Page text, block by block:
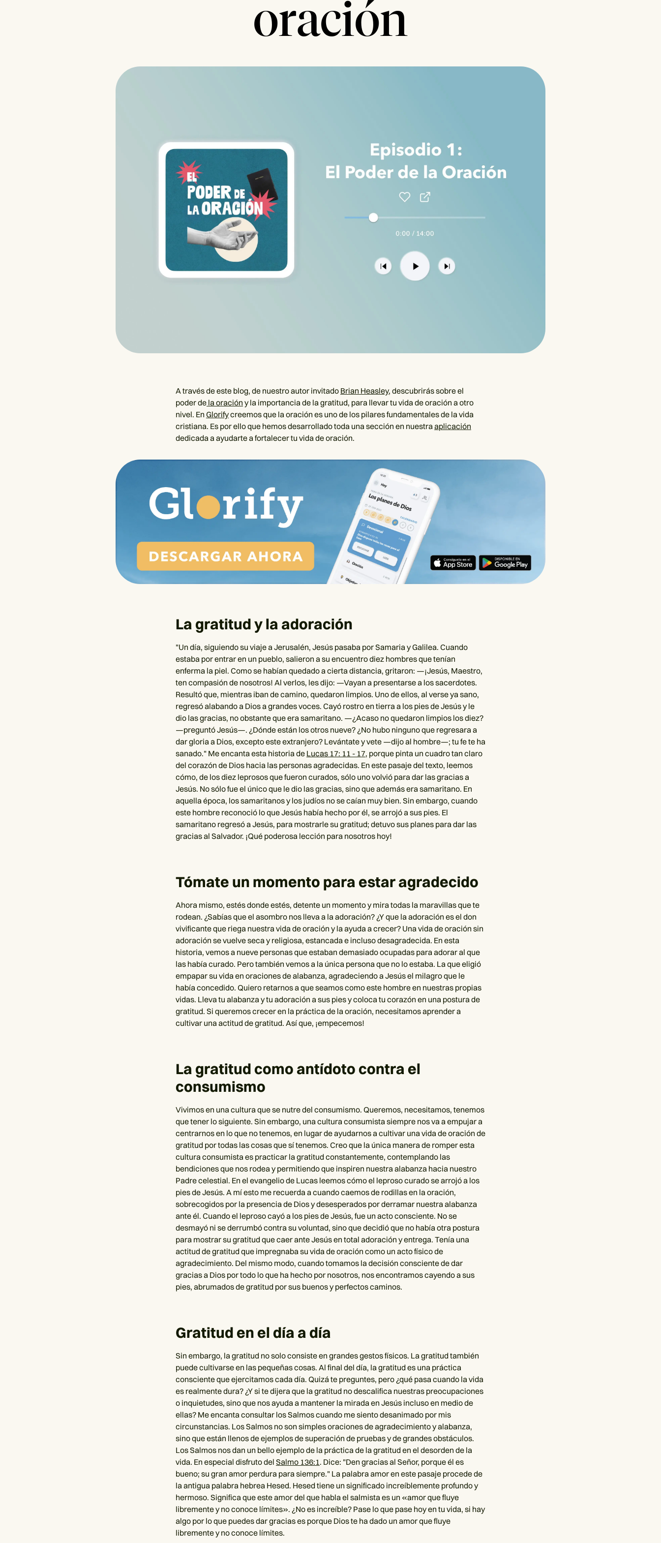
oración
A través de este blog, de nuestro autor invitado Brian Heasley, descubrirás sobre el
poder dela oración y la importancia de la gratitud, para llevar tu vida de oración a otro
nivel. En Glorifycreemos que la oración es uno de los pilares fundamentales de la vida
cristiana. Es por ello que hemos desarrollado toda una sección en nuestra aplicación
dedicada a ayudarte a fortalecer tu vida de oración.
La gratitud y la adoración
"Un día, siguiendo su viaje a Jerusalén, Jesús pasaba por Samaria y Galilea. Cuando
estaba por entrar en un pueblo, salieron a su encuentro diez hombres que tenían
enferma la piel. Como se habían quedado a cierta distancia, gritaron: —¡Jesús, Maestro,
ten compasión de nosotros! Al verlos, les dijo: —Vayan a presentarse a los sacerdotes.
Resultó que, mientras iban de camino, quedaron limpios. Uno de ellos, al verse ya sano,
regresó alabando a Dios a grandes voces. Cayó rostro en tierra a los pies de Jesús y le
dio las gracias, no obstante que era samaritano. —¿Acaso no quedaron limpios los diez?
—preguntó Jesús—. ¿Dónde están los otros nueve? ¿No hubo ninguno que regresara a
dar gloria a Dios, excepto este extranjero? Levántate y vete —dijo al hombre—; tu fe te ha
sanado." Me encanta esta historia de Lucas 17: 11 - 17, porque pinta un cuadro tan claro
del corazón de Dios hacia las personas agradecidas. En este pasaje del texto, leemos
cómo, de los diez leprosos que fueron curados, sólo uno volvió para dar las gracias a
Jesús. No sólo fue el único que le dio las gracias, sino que además era samaritano. En
aquella época, los samaritanos y los judíos no se caían muy bien. Sin embargo, cuando
este hombre reconoció lo que Jesús había hecho por él, se arrojó a sus pies. El
samaritano regresó a Jesús, para mostrarle su gratitud; detuvo sus planes para dar las
gracias al Salvador. ¡Qué poderosa lección para nosotros hoy!
Tómate un momento para estar agradecido
Ahora mismo, estés donde estés, detente un momento y mira todas la maravillas que te
rodean. ¿Sabías que el asombro nos lleva a la adoración? ¿Y que la adoración es el don
vivificante que riega nuestra vida de oración y la ayuda a crecer? Una vida de oración sin
adoración se vuelve seca y religiosa, estancada e incluso desagradecida. En esta
historia, vemos a nueve personas que estaban demasiado ocupadas para adorar al que
las había curado. Pero también vemos a la única persona que no lo estaba. La que eligió
empapar su vida en oraciones de alabanza, agradeciendo a Jesús el milagro que le
había concedido. Quiero retarnos a que seamos como este hombre en nuestras propias
vidas. Lleva tu alabanza y tu adoración a sus pies y coloca tu corazón en una postura de
gratitud. Si queremos crecer en la práctica de la oración, necesitamos aprender a
cultivar una actitud de gratitud. Así que, ¡empecemos!
La gratitud como antídoto contra el
consumismo
Vivimos en una cultura que se nutre del consumismo. Queremos, necesitamos, tenemos
que tener lo siguiente. Sin embargo, una cultura consumista siempre nos va a empujar a
centrarnos en lo que no tenemos, en lugar de ayudarnos a cultivar una vida de oración de
gratitud por todas las cosas que sí tenemos. Creo que la única manera de romper esta
cultura consumista es practicar la gratitud constantemente, contemplando las
bendiciones que nos rodea y permitiendo que inspiren nuestra alabanza hacia nuestro
Padre celestial. En el evangelio de Lucas leemos cómo el leproso curado se arrojó a los
pies de Jesús. A mí esto me recuerda a cuando caemos de rodillas en la oración,
sobrecogidos por la presencia de Dios y desesperados por derramar nuestra alabanza
ante él. Cuando el leproso cayó a los pies de Jesús, fue un acto consciente. No se
desmayó ni se derrumbó contra su voluntad, sino que decidió que no había otra postura
para mostrar su gratitud que caer ante Jesús en total adoración y entrega. Tenía una
actitud de gratitud que impregnaba su vida de oración como un acto físico de
agradecimiento. Del mismo modo, cuando tomamos la decisión consciente de dar
gracias a Dios por todo lo que ha hecho por nosotros, nos encontramos cayendo a sus
pies, abrumados de gratitud por sus buenos y perfectos caminos.
Gratitud en el día a día
Sin embargo, la gratitud no solo consiste en grandes gestos físicos. La gratitud también
puede cultivarse en las pequeñas cosas. Al final del día, la gratitud es una práctica
consciente que ejercitamos cada día. Quizá te preguntes, pero ¿qué pasa cuando la vida
es realmente dura? ¿Y si te dijera que la gratitud no descalifica nuestras preocupaciones
o inquietudes, sino que nos ayuda a mantener la mirada en Jesús incluso en medio de
ellas? Me encanta consultar los Salmos cuando me siento desanimado por mis
circunstancias. Los Salmos no son simples oraciones de agradecimiento y alabanza,
sino que están llenos de ejemplos de superación de pruebas y de grandes obstáculos.
Los Salmos nos dan un bello ejemplo de la práctica de la gratitud en el desorden de la
vida. En especial disfruto del Salmo 136:1. Dice: "Den gracias al Señor, porque él es
bueno; su gran amor perdura para siempre." La palabra amor en este pasaje procede de
la antigua palabra hebrea Hesed. Hesed tiene un significado increíblemente profundo y
hermoso. Significa que este amor del que habla el salmista es un «amor que fluye
libremente y no conoce límites». ¿No es increíble? Pase lo que pase hoy en tu vida, si hay
algo por lo que puedes dar gracias es porque Dios te ha dado un amor que fluye
libremente y no conoce límites.